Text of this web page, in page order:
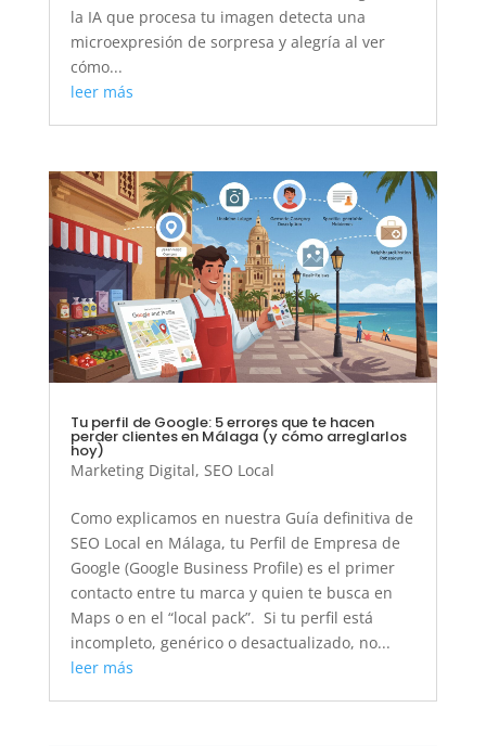
la IA que procesa tu imagen detecta una
microexpresión de sorpresa y alegría al ver
cómo...
leer más
Tu perfil de Google: 5 errores que te hacen
perder clientes en Málaga (y cómo arreglarlos
hoy)
Marketing Digital, SEO Local
Como explicamos en nuestra Guía definitiva de
SEO Local en Málaga, tu Perfil de Empresa de
Google (Google Business Profile) es el primer
contacto entre tu marca y quien te busca en
Maps o en el “local pack”. Si tu perfil está
incompleto, genérico o desactualizado, no...
leer más